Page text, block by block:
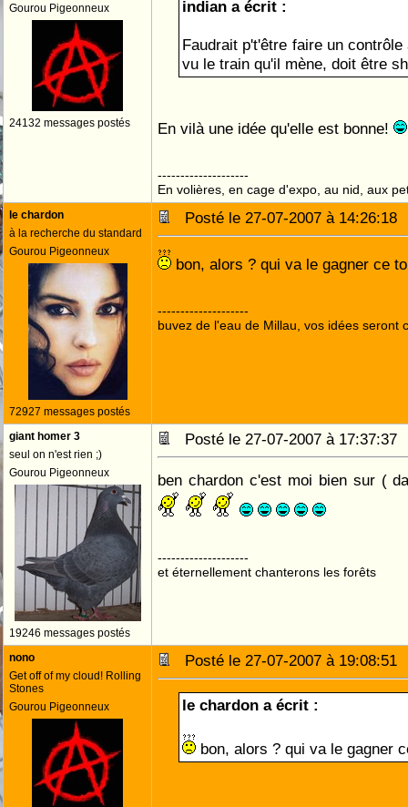
Gourou Pigeonneux
24132 messages postés
indian a écrit :
Faudrait p't'être faire un
vu le train qu'il mène, doit être
En vilà une idée qu'elle est bonne!
--------------------
En volières, en cage d'expo, au nid, aux
le chardon
à la recherche du standard
Gourou Pigeonneux
72927 messages postés
Posté le 27-07-2007 à
bon, alors ? qui va le gagner ce
--------------------
buvez de l'eau de Millau, vos idées seront
giant homer 3
seul on n'est rien ;)
Gourou Pigeonneux
19246 messages postés
Posté le 27-07-2007 à
ben chardon c'est moi bien sur (
--------------------
et éternellement chanterons les forêts
nono
Get off of my cloud! Rolling
Stones
Gourou Pigeonneux
Posté le 27-07-2007 à
le chardon a écrit :
bon, alors ? qui va le gagner